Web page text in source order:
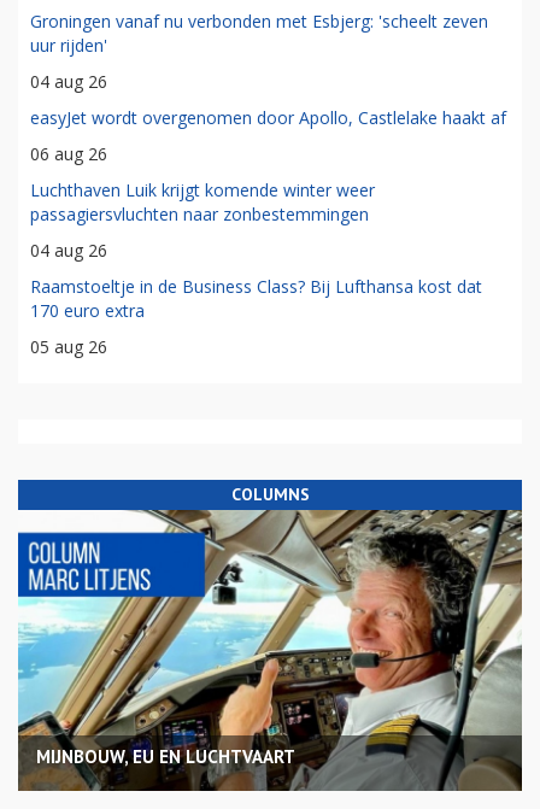
Groningen vanaf nu verbonden met Esbjerg: 'scheelt zeven
uur rijden'
04 aug 26
easyJet wordt overgenomen door Apollo, Castlelake haakt af
06 aug 26
Luchthaven Luik krijgt komende winter weer
passagiersvluchten naar zonbestemmingen
04 aug 26
Raamstoeltje in de Business Class? Bij Lufthansa kost dat
170 euro extra
05 aug 26
COLUMNS
MIJNBOUW, EU EN LUCHTVAART